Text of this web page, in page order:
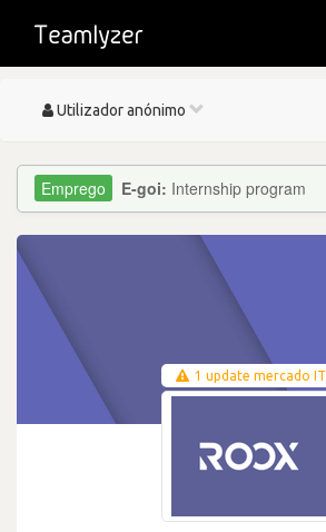
Toggle
Utilizador anónimo
E-goi: Internship program
1 update mercado IT